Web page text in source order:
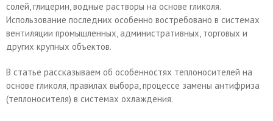
солей, глицерин, водные растворы на основе гликоля.
Использование последних особенно востребовано в системах
вентиляции промышленных, административных, торговых и
других крупных объектов.
В статье рассказываем об особенностях теплоносителей на
основе гликоля, правилах выбора, процессе замены антифриза
(теплоносителя) в системах охлаждения.